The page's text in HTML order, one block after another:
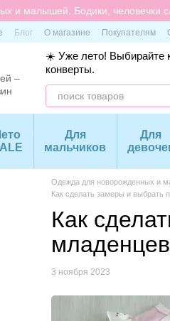
и малышей. Бодики, человечки
Блог О магазине Покупателям
☀️ Уже лето! Выбирайте
конверты.
Для
мальчиков
Для
Одежда для новорожденных и
Как сделать замеры и выбрать
Как
младенцев
3 ноября 2023